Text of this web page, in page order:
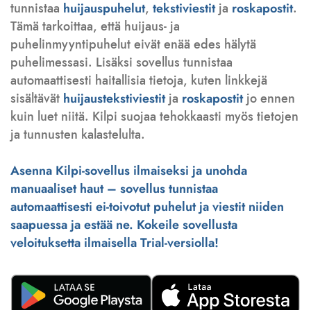
tunnistaa huijauspuhelut, tekstiviestitja roskapostit.
Tämä tarkoittaa, että huijaus- ja
puhelinmyyntipuhelut eivät enää edes hälytä
puhelimessasi. Lisäksi sovellus tunnistaa
automaattisesti haitallisia tietoja, kuten linkkejä
sisältävät huijaustekstiviestitja roskapostitjo ennen
kuin luet niitä. Kilpi suojaa tehokkaasti myös tietojen
ja tunnusten kalastelulta.
Asenna Kilpi-sovellus ilmaiseksi ja unohda
manuaaliset haut – sovellus tunnistaa
automaattisesti ei-toivotut puhelut ja viestit niiden
saapuessa ja estää ne. Kokeile sovellusta
veloituksetta ilmaisella Trial-versiolla!